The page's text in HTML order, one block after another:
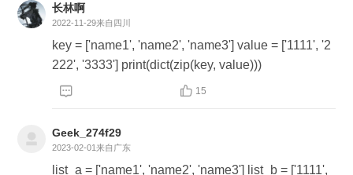
长林啊
2022-11-29来自四川
key = ['name1', 'name2', 'name3'] value = ['1111', '2
222', '3333'] print(dict(zip(key, value)))
  15
Geek_274f29
2023-02-01来自广东
list_a = ['name1', 'name2', 'name3'] list_b = ['1111',